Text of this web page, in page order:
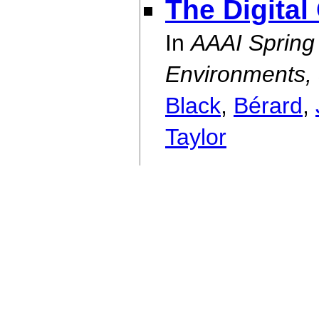
The Digital
InAAAI
Black, Bérard,
Taylor